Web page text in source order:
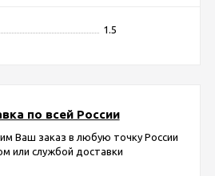
1.5
по всей России
Ваш заказ в любую точку России
или службой доставки